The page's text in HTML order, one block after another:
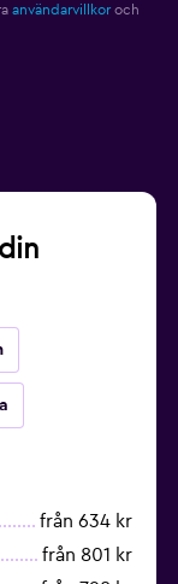
användarvillkor och
från 634 kr
från 801 kr